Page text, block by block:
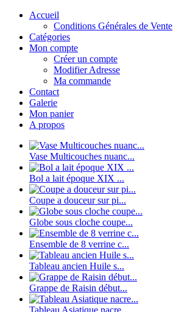
Accueil
Conditions Générales de Vente
Catégories
Mon compte
Créer un compte
Modifier Adresse
Ma commande
Contact
Galerie
Mon panier
A propos
Vase Multicouches nuanc...
Bol a lait époque XIX ...
Coupe a douceur sur pi...
Globe sous cloche coupe...
Ensemble de 8 verrine c...
Tableau ancien Huile s...
Grappe de Raisin début...
Tableau Asiatique nacre...